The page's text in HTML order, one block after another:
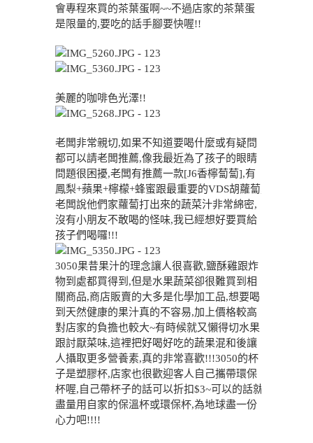
會專程來買的茶葉蛋啊~~不過店家的茶葉蛋
是限量的,要吃的話手腳要快喔!!
美麗的咖啡色光澤!!
老闆非常親切,如果不知道要喝什麼或有疑問
都可以請老闆推薦,像我最近為了孩子的眼睛
問題很困擾,老闆有推薦一款[J6香檸蔔蔔],有
鳳梨+蘋果+檸檬+蜂蜜跟最重要的VDS胡蘿蔔,
老闆說他們家蘿蔔打出來的蔬菜汁非常綿密,
沒有小朋友不敢喝的怪味,我已經想好要買給
孩子們喝囉!!!
3050果昔果汁的理念讓人很喜歡,鹽酥雞跟炸
物到處都買得到,但是水果蔬菜卻很難買到相
關商品,商店販賣的大多是化學加工品,想要喝
到天然健康的果汁真的不容易,加上價格較高
對店家的負擔也較大~有時候就又懶得切水果
跟討厭菜味,這裡把好喝好吃的蔬果混和後讓
人攝取更多營養素,真的非常喜歡!!!3050的杯
子是塑膠杯,店家也很歡迎客人自己攜帶環保
杯喔,自己帶杯子的話可以折扣$3~可以的話就
盡量用自家的保溫杯或環保杯,為地球盡一份
心力吧!!!!